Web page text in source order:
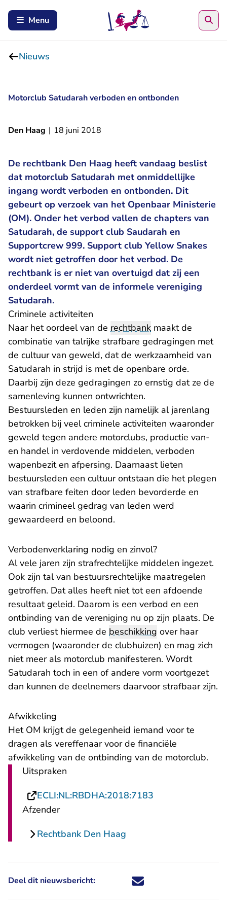
Menu
Nieuws
Motorclub Satudarah verboden en ontbonden
Den Haag | 18 juni 2018
De rechtbank Den Haag heeft vandaag beslist
dat motorclub Satudarah met onmiddellijke
ingang wordt verboden en ontbonden. Dit
gebeurt op verzoek van het Openbaar Ministerie
(OM). Onder het verbod vallen de chapters van
Satudarah, de support club Saudarah en
Supportcrew 999. Support club Yellow Snakes
wordt niet getroffen door het verbod. De
rechtbank is er niet van overtuigd dat zij een
onderdeel vormt van de informele vereniging
Satudarah.
Criminele activiteiten
Naar het oordeel van de rechtbank maakt de
combinatie van talrijke strafbare gedragingen met
de cultuur van geweld, dat de werkzaamheid van
Satudarah in strijd is met de openbare orde.
Daarbij zijn deze gedragingen zo ernstig dat ze de
samenleving kunnen ontwrichten.
Bestuursleden en leden zijn namelijk al jarenlang
betrokken bij veel criminele activiteiten waaronder
geweld tegen andere motorclubs, productie van-
en handel in verdovende middelen, verboden
wapenbezit en afpersing. Daarnaast lieten
bestuursleden een cultuur ontstaan die het plegen
van strafbare feiten door leden bevorderde en
waarin crimineel gedrag van leden werd
gewaardeerd en beloond.
Verbodenverklaring nodig en zinvol?
Al vele jaren zijn strafrechtelijke middelen ingezet.
Ook zijn tal van bestuursrechtelijke maatregelen
getroffen. Dat alles heeft niet tot een afdoende
resultaat geleid. Daarom is een verbod en een
ontbinding van de vereniging nu op zijn plaats. De
club verliest hiermee de beschikking over haar
vermogen (waaronder de clubhuizen) en mag zich
niet meer als motorclub manifesteren. Wordt
Satudarah toch in een of andere vorm voortgezet
dan kunnen de deelnemers daarvoor strafbaar zijn.
Afwikkeling
Het OM krijgt de gelegenheid iemand voor te
dragen als vereffenaar voor de financiële
afwikkeling van de ontbinding van de motorclub.
Uitspraken
ECLI:NL:RBDHA:2018:7183
Afzender
Rechtbank Den Haag
Deel dit nieuwsbericht: Deel dit nieuwsbericht via X -
Deel dit nieuwsbericht via
Deel dit nieuwsbericht
Deel dit